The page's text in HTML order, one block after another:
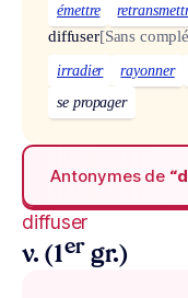
émettre
diffuser[Sans
irradier rayonner
se propager
Antonymes de
diffuser
v. (1er gr.)